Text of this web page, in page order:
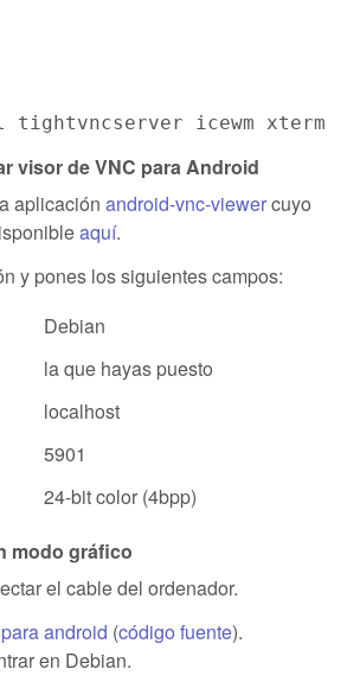
visor de VNC para Android
aplicación android-vnc-viewercuyo
aquí.
y pones los siguientes campos:
Debian
la que hayas puesto
localhost
5901
24-bit color (4bpp)
modo gráfico
el cable del ordenador.
android (código fuente).
en Debian.